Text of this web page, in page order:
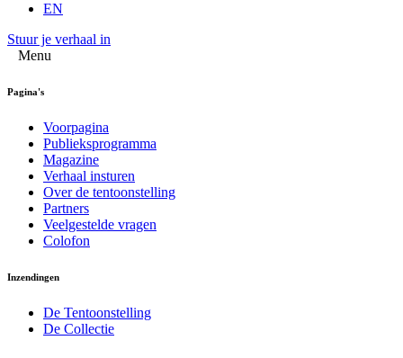
EN
Stuur je verhaal in
Menu
Pagina's
Voorpagina
Publieksprogramma
Magazine
Verhaal insturen
Over de tentoonstelling
Partners
Veelgestelde vragen
Colofon
Inzendingen
De Tentoonstelling
De Collectie